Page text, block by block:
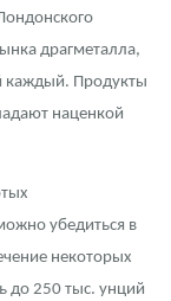
драгметалла,
каждый. Продукты
наценкой
убедиться в
некоторых
до 250 тыс. унций